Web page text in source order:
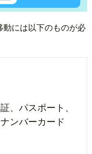
動には以下のものが必
、パスポート、
ンバーカード